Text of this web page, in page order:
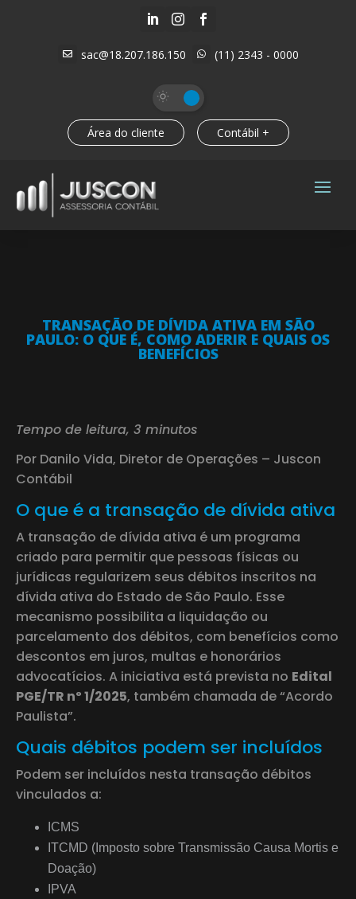
  
 sac@18.207.186.150  (11) 2343 - 0000
Área do cliente Contábil +
TRANSAÇÃO DE DÍVIDA ATIVA EM SÃO
PAULO: O QUE É, COMO ADERIR E QUAIS OS
BENEFÍCIOS
Tempo de leitura, 3 minutos
Por Danilo Vida, Diretor de Operações – Juscon
Contábil
O que é a transação de dívida ativa
A transação de dívida ativa é um programa
criado para permitir que pessoas físicas ou
jurídicas regularizem seus débitos inscritos na
dívida ativa do Estado de São Paulo. Esse
mecanismo possibilita a liquidação ou
parcelamento dos débitos, com benefícios como
descontos em juros, multas e honorários
advocatícios. A iniciativa está prevista no Edital
PGE/TR nº 1/2025, também chamada de “Acordo
Paulista”.
Quais débitos podem ser incluídos
Podem ser incluídos nesta transação débitos
vinculados a:
ICMS
ITCMD (Imposto sobre Transmissão Causa Mortis e
Doação)
IPVA